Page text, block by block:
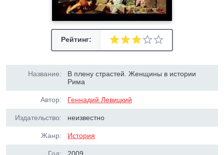
Рейтинг:
Название:
В плену страстей. Женщины в истории
Рима
Автор: Геннадий Левицкий
Издательство: неизвестно
Жанр: История